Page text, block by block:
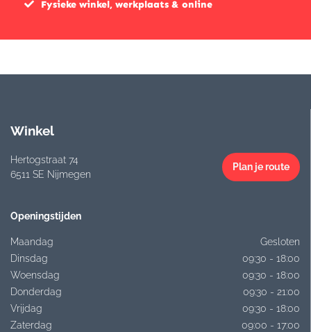
Fysieke winkel, werkplaats & online
Winkel
Hertogstraat 74
6511 SE Nijmegen
Plan je route
Openingstijden
Maandag
Gesloten
Dinsdag
09:30 - 18:00
Woensdag
09:30 - 18:00
Donderdag
09:30 - 21:00
Vrijdag
09:30 - 18:00
Zaterdag
09:00 - 17:00